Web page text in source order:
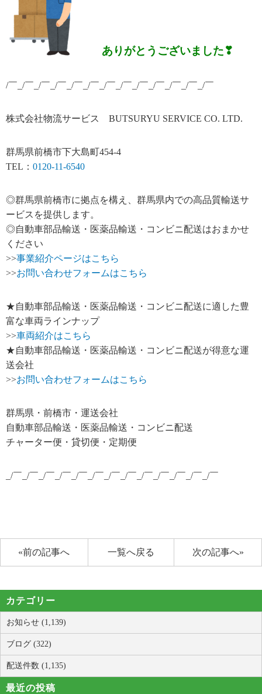
ありがとうございました❣
/￣_/￣_/￣_/￣_/￣_/￣_/￣_/￣_/￣_/￣_/￣_/￣_/￣
株式会社物流サービス BUTSURYU SERVICE CO. LTD.
群馬県前橋市下大島町454-4
TEL： 0120-11-6540
◎群馬県前橋市に拠点を構え、群馬県内での高品質輸送サ
ービスを提供します。
◎自動車部品輸送・医薬品輸送・コンビニ配送はおまかせ
ください
>>事業紹介ページはこちら
>>お問い合わせフォームはこちら
★自動車部品輸送・医薬品輸送・コンビニ配送に適した豊
富な車両ラインナップ
>>車両紹介はこちら
★自動車部品輸送・医薬品輸送・コンビニ配送が得意な運
送会社
>>お問い合わせフォームはこちら
群馬県・前橋市・運送会社
自動車部品輸送・医薬品輸送・コンビニ配送
チャーター便・貸切便・定期便
_/￣_/￣_/￣_/￣_/￣_/￣_/￣_/￣_/￣_/￣_/￣_/￣_/￣
«前の記事へ 次の記事へ»
一覧へ戻る
カテゴリー
お知らせ (1,139)
ブログ (322)
配送件数 (1,135)
最近の投稿